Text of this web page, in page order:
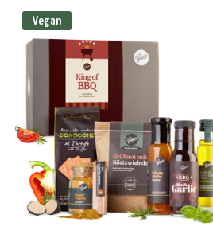
Vegan